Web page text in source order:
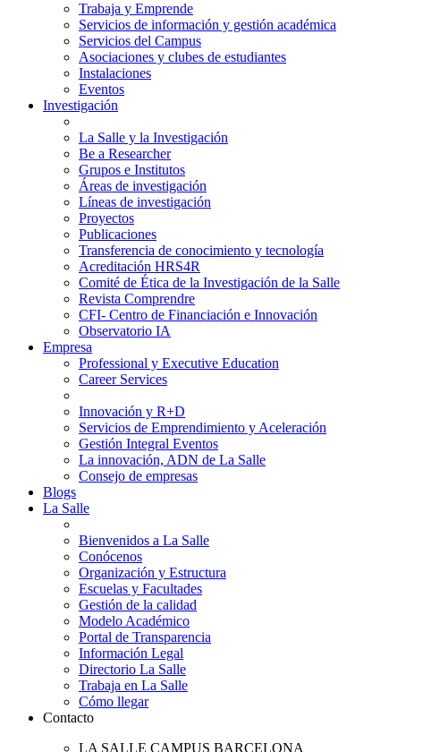
Trabaja y Emprende
Servicios de información y gestión académica
Servicios del Campus
Asociaciones y clubes de estudiantes
Instalaciones
Eventos
Investigación
La Salle y la Investigación
Be a Researcher
Grupos e Institutos
Áreas de investigación
Líneas de investigación
Proyectos
Publicaciones
Transferencia de conocimiento y tecnología
Acreditación HRS4R
Comité de Ética de la Investigación de la Salle
Revista Comprendre
CFI- Centro de Financiación e Innovación
Observatorio IA
Empresa
Professional y Executive Education
Career Services
Innovación y R+D
Servicios de Emprendimiento y Aceleración
Gestión Integral Eventos
La innovación, ADN de La Salle
Consejo de empresas
Blogs
La Salle
Bienvenidos a La Salle
Conócenos
Organización y Estructura
Escuelas y Facultades
Gestión de la calidad
Modelo Académico
Portal de Transparencia
Información Legal
Directorio La Salle
Trabaja en La Salle
Cómo llegar
Contacto
LA SALLE CAMPUS BARCELONA